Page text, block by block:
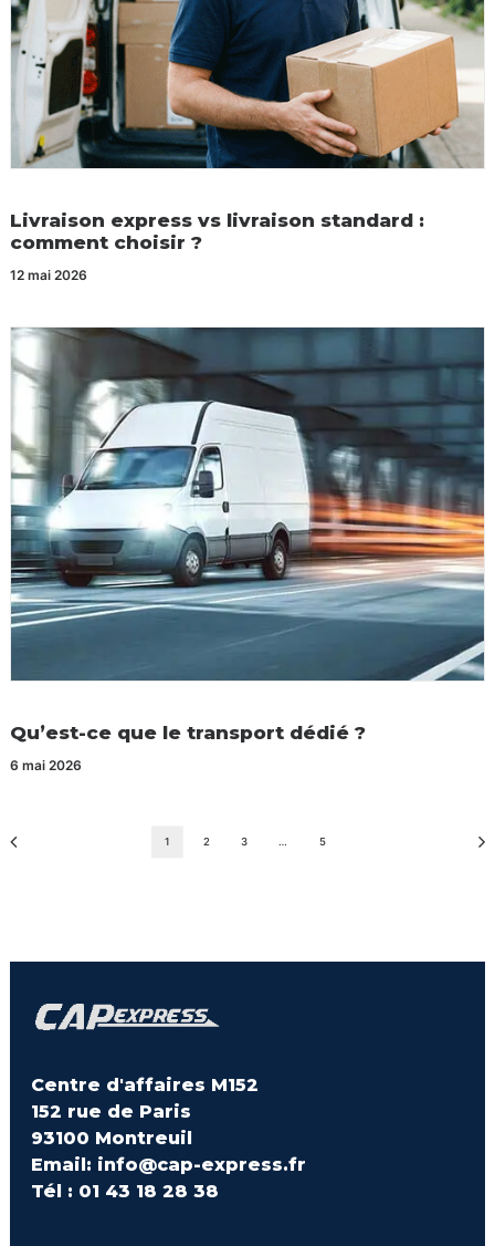
Livraison express vs livraison standard :
comment choisir ?
12 mai 2026
Qu’est-ce que le transport dédié ?
6 mai 2026
1 2 3 … 5
Centre d'affaires M152
152 rue de Paris
93100 Montreuil
Email: info@cap-express.fr
Tél : 01 43 18 28 38